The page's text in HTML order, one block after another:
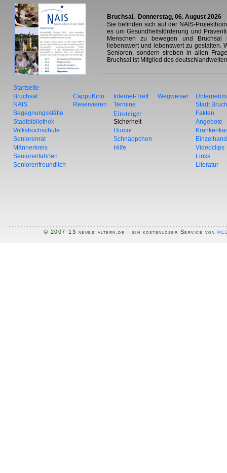
Bruchsal, Donnerstag, 06. August 2026
Sie befinden sich auf der NAIS-
es um Gesundheitsförderung und
Menschen zu bewegen und
liebenswert und lebenswert zu gestalten.
Senioren, sondern streben in allen
Bruchsal ist Mitglied des
Startseite
Bruchsal
CappuKino Internet-Treff Wegweiser
NAIS
Reservieren Termine
Stadt
Begegnungsstätte
Einsteiger
Fakten
Stadtbibliothek
Sicherheit
Angebote
Volkshochschule
Humor
Seniorenrat
Schnäppchen
Männerkreis
Hilfe
Videoclips
Seniorenfahrten
Links
Seniorenfreundlich
Literatur
© 2007-13 neues-altern.de · ein kostenloser Service von